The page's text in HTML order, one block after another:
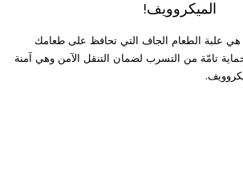
الميكروويف!
هي علبة الطعام الجاف التي تحافظ على طعامك
تامّة من التسرب لضمان التنقل الآمن وهي آمنة